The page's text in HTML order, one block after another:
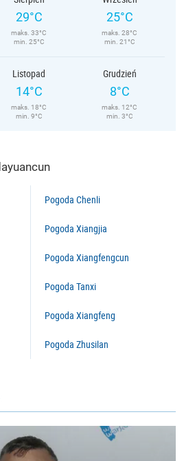
29°C
maks. 33°C
min. 25°C
25°C
maks. 28°C
min. 21°C
Listopad
14°C
maks. 18°C
min. 9°C
Grudzień
8°C
maks. 12°C
min. 3°C
Pogoda Chenli
Pogoda Xiangjia
Pogoda Xiangfengcun
Pogoda Tanxi
Pogoda Xiangfeng
Pogoda Zhusilan